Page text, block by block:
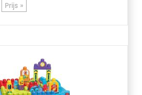
Prijs »